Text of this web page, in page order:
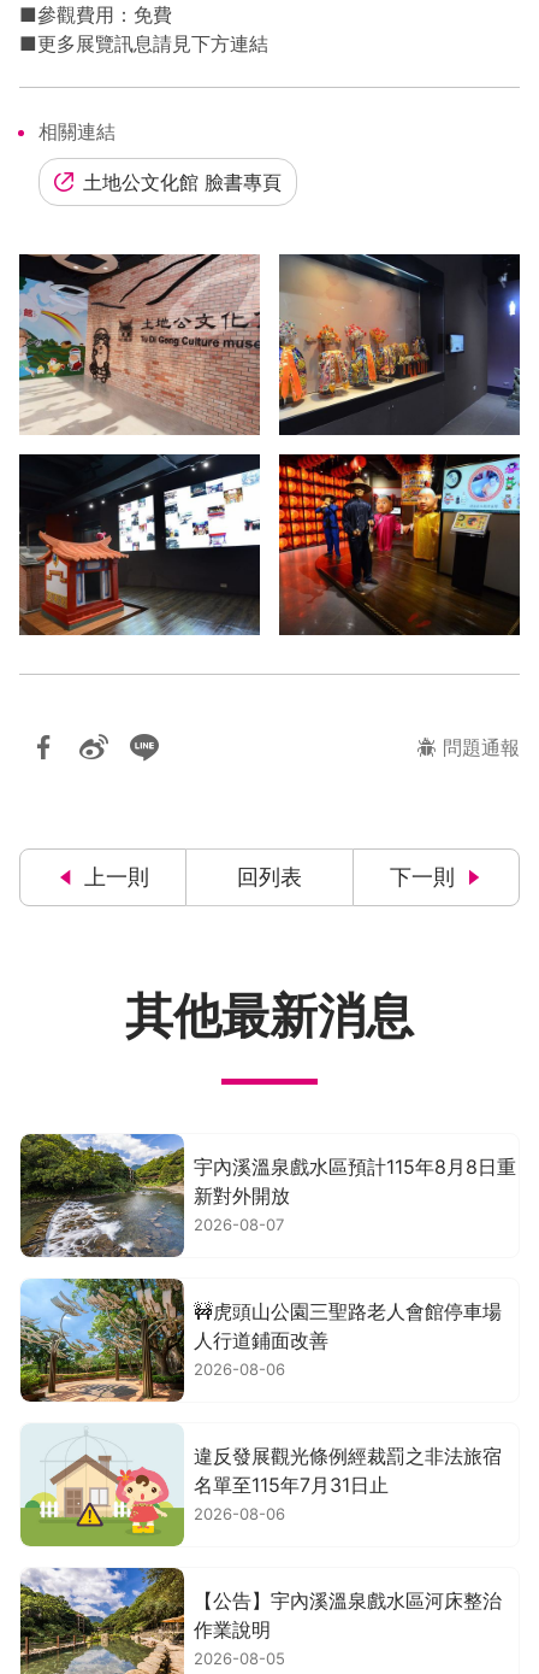
■參觀費用：免費
■更多展覽訊息請見下方連結
相關連結
土地公文化館 臉書專頁
問題通報
上一則 回列表 下一則
其他最新消息
宇內溪溫泉戲水區預計115年8月8日重
新對外開放
2026-08-07
🚧虎頭山公園三聖路老人會館停車場
人行道鋪面改善
2026-08-06
違反發展觀光條例經裁罰之非法旅宿
名單至115年7月31日止
2026-08-06
【公告】宇內溪溫泉戲水區河床整治
作業說明
2026-08-05